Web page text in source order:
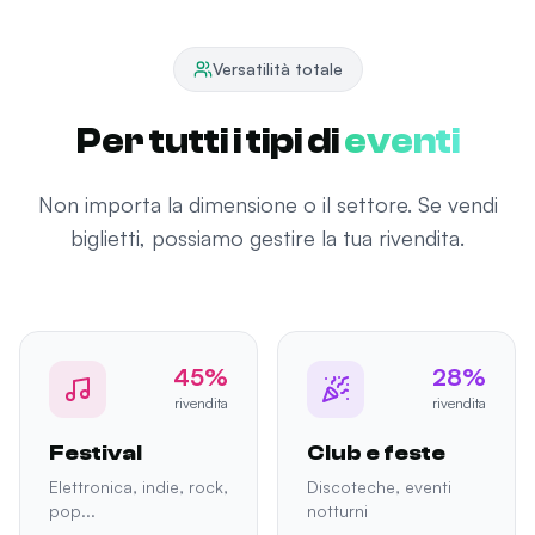
Versatilità totale
Per tutti i tipi dieventi
Non importa la dimensione o il settore. Se vendi
biglietti, possiamo gestire la tua rivendita.
45%
rivendita
Festival
Elettronica, indie, rock,
pop...
28%
rivendita
Club e feste
Discoteche, eventi
notturni